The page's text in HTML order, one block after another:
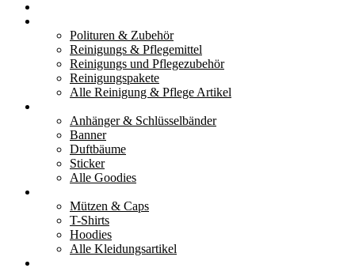
Polituren & Zubehör
Reinigungs & Pflegemittel
Reinigungs und Pflegezubehör
Reinigungspakete
Alle Reinigung & Pflege Artikel
Anhänger & Schlüsselbänder
Banner
Duftbäume
Sticker
Alle Goodies
Mützen & Caps
T-Shirts
Hoodies
Alle Kleidungsartikel